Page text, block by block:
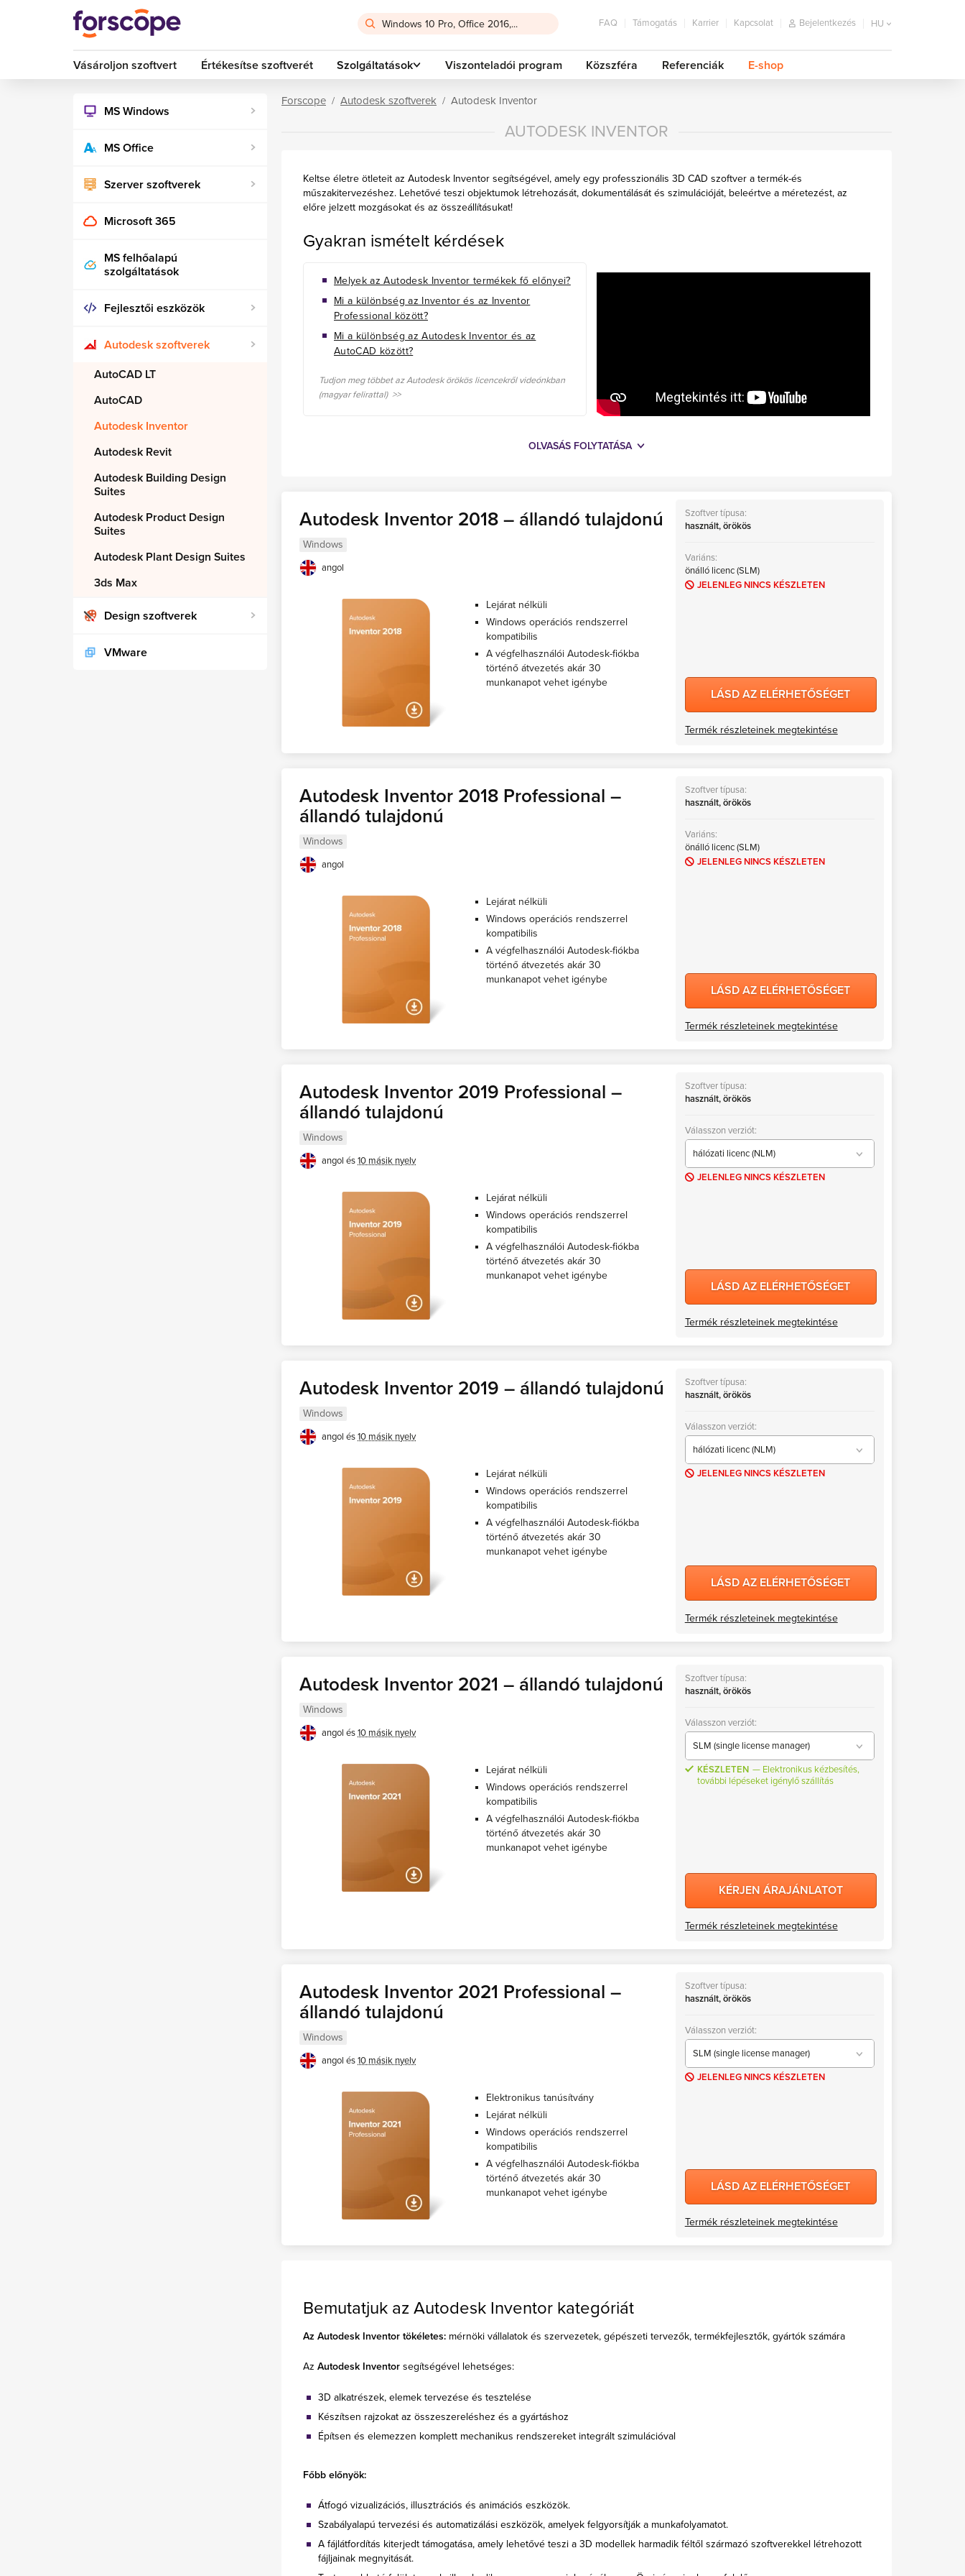
FAQ Támogatás Karrier Kapcsolat Bejelentkezés HU
Vásároljon szoftvert Értékesítse szoftverét Szolgáltatások Viszonteladói program Közszféra Referenciák E-shop
MS Windows
MS Office
Szerver szoftverek
Microsoft 365
MS felhőalapú
szolgáltatások
Fejlesztői eszközök
Autodesk szoftverek
AutoCAD LT
AutoCAD
Autodesk Inventor
Autodesk Revit
Autodesk Building Design
Suites
Autodesk Product Design
Suites
Autodesk Plant Design Suites
3ds Max
Design szoftverek
VMware
Forscope Autodesk szoftverek Autodesk Inventor
AUTODESK INVENTOR
Keltse életre ötleteit az Autodesk Inventor segítségével, amely egy professzionális 3D CAD szoftver a termék-és
műszakitervezéshez. Lehetővé teszi objektumok létrehozását, dokumentálását és szimulációját, beleértve a méretezést, az
előre jelzett mozgásokat és az összeállításukat!
Gyakran ismételt kérdések
Melyek az Autodesk Inventor termékek fő előnyei?
Mi a különbség az Inventor és az Inventor
Professional között?
Mi a különbség az Autodesk Inventor és az
AutoCAD között?
Tudjon meg többet az Autodesk örökös licencekről videónkban
(magyar felirattal) >>
OLVASÁS FOLYTATÁSA
Autodesk Inventor 2018 – állandó tulajdonú
Windows
angol
Lejárat nélküli
Windows operációs rendszerrel
kompatibilis
A végfelhasználói Autodesk-fiókba
történő átvezetés akár 30
munkanapot vehet igénybe
Szoftver típusa:
használt, örökös
Variáns:
önálló licenc (SLM)
JELENLEG NINCS KÉSZLETEN
LÁSD AZ ELÉRHETŐSÉGET
Termék részleteinek megtekintése
Autodesk Inventor 2018 Professional –
állandó tulajdonú
Windows
angol
Lejárat nélküli
Windows operációs rendszerrel
kompatibilis
A végfelhasználói Autodesk-fiókba
történő átvezetés akár 30
munkanapot vehet igénybe
Szoftver típusa:
használt, örökös
Variáns:
önálló licenc (SLM)
JELENLEG NINCS KÉSZLETEN
LÁSD AZ ELÉRHETŐSÉGET
Termék részleteinek megtekintése
Autodesk Inventor 2019 Professional –
állandó tulajdonú
Windows
angol és10 másik nyelv
Lejárat nélküli
Windows operációs rendszerrel
kompatibilis
A végfelhasználói Autodesk-fiókba
történő átvezetés akár 30
munkanapot vehet igénybe
Szoftver típusa:
használt, örökös
Válasszon verziót:
hálózati licenc (NLM)
JELENLEG NINCS KÉSZLETEN
LÁSD AZ ELÉRHETŐSÉGET
Termék részleteinek megtekintése
Autodesk Inventor 2019 – állandó tulajdonú
Windows
angol és10 másik nyelv
Lejárat nélküli
Windows operációs rendszerrel
kompatibilis
A végfelhasználói Autodesk-fiókba
történő átvezetés akár 30
munkanapot vehet igénybe
Szoftver típusa:
használt, örökös
Válasszon verziót:
hálózati licenc (NLM)
JELENLEG NINCS KÉSZLETEN
LÁSD AZ ELÉRHETŐSÉGET
Termék részleteinek megtekintése
Autodesk Inventor 2021 – állandó tulajdonú
Windows
angol és10 másik nyelv
Lejárat nélküli
Windows operációs rendszerrel
kompatibilis
A végfelhasználói Autodesk-fiókba
történő átvezetés akár 30
munkanapot vehet igénybe
Szoftver típusa:
használt, örökös
Válasszon verziót:
SLM (single license manager)
önálló licenc (SLM)
KÉSZLETEN
Elektronikus kézbesítés,
további lépéseket igénylő szállítás
KÉRJEN ÁRAJÁNLATOT
Termék részleteinek megtekintése
Autodesk Inventor 2021 Professional –
állandó tulajdonú
Windows
angol és10 másik nyelv
Еlektronikus tanúsítvány
Lejárat nélküli
Windows operációs rendszerrel
kompatibilis
A végfelhasználói Autodesk-fiókba
történő átvezetés akár 30
munkanapot vehet igénybe
Szoftver típusa:
használt, örökös
Válasszon verziót:
SLM (single license manager)
JELENLEG NINCS KÉSZLETEN
LÁSD AZ ELÉRHETŐSÉGET
Termék részleteinek megtekintése
Bemutatjuk az Autodesk Inventor kategóriát
Az Autodesk Inventor tökéletes: mérnöki vállalatok és szervezetek, gépészeti tervezők, termékfejlesztők, gyártók számára
Az Autodesk Inventor segítségével lehetséges:
3D alkatrészek, elemek tervezése és tesztelése
Készítsen rajzokat az összeszereléshez és a gyártáshoz
Építsen és elemezzen komplett mechanikus rendszereket integrált szimulációval
Főbb előnyök:
Átfogó vizualizációs, illusztrációs és animációs eszközök.
Szabályalapú tervezési és automatizálási eszközök, amelyek felgyorsítják a munkafolyamatot.
A fájlátfordítás kiterjedt támogatása, amely lehetővé teszi a 3D modellek harmadik féltől származó szoftverekkel létrehozott
fájljainak megnyitását.